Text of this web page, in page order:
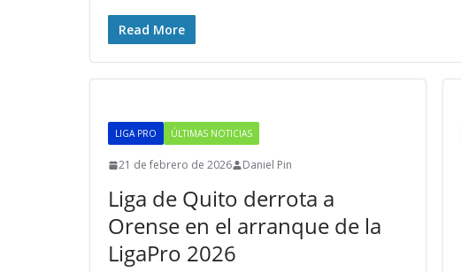
Read More
LIGA PRO ÚLTIMAS NOTICIAS
21 de febrero de 2026 Daniel Pin
Liga de Quito derrota a
Orense en el arranque de la
LigaPro 2026